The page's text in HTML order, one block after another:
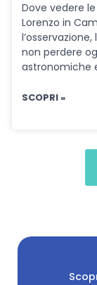
Dove vedere
Lorenzo in
non perdere
astronomiche
SCOPRI »